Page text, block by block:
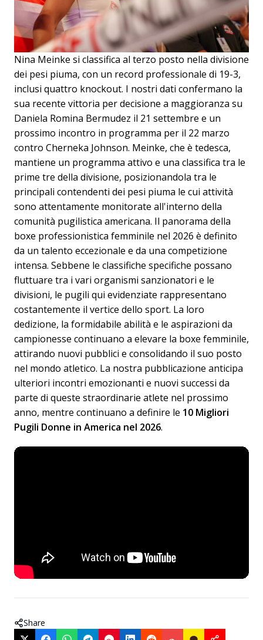
Nina Meinke si classifica al terzo posto nella divisione
dei pesi piuma, con un record professionale di 19-3,
inclusi quattro knockout. I nostri dati confermano la
sua recente vittoria per decisione a maggioranza su
Daniela Romina Bermudez il 21 settembre e un
prossimo incontro in programma per il 22 marzo
contro Cherneka Johnson. Meinke, che è tedesca,
mantiene un programma attivo e una classifica tra le
prime tre della divisione, posizionandola tra le
principali contendenti dei pesi piuma le cui attività
sono attentamente monitorate all'interno della
comunità pugilistica americana. Il panorama della
boxe professionistica femminile nel 2026 è definito
da un talento eccezionale e da una competizione
intensa. Sebbene le classifiche specifiche possano
fluttuare tra i vari organismi sanzionatori e le
divisioni, le pugili qui evidenziate rappresentano
costantemente il vertice dello sport. La loro
dedizione, la formidabile abilità e le aspirazioni da
campionesse continuano a elevare la boxe femminile,
attirando nuovi pubblici e consolidando il suo posto
nel mondo atletico. La nostra pubblicazione anticipa
ulteriori incontri emozionanti e nuovi successi da
parte di queste straordinarie atlete nel prossimo
anno, mentre continuano a definire le 10 Migliori
Pugili Donne in America nel 2026.
Share